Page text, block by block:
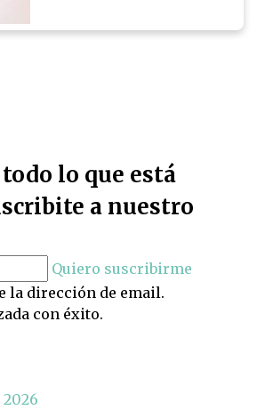
lo que está
a nuestro
Quiero suscribirme
la dirección de email.
con éxito.